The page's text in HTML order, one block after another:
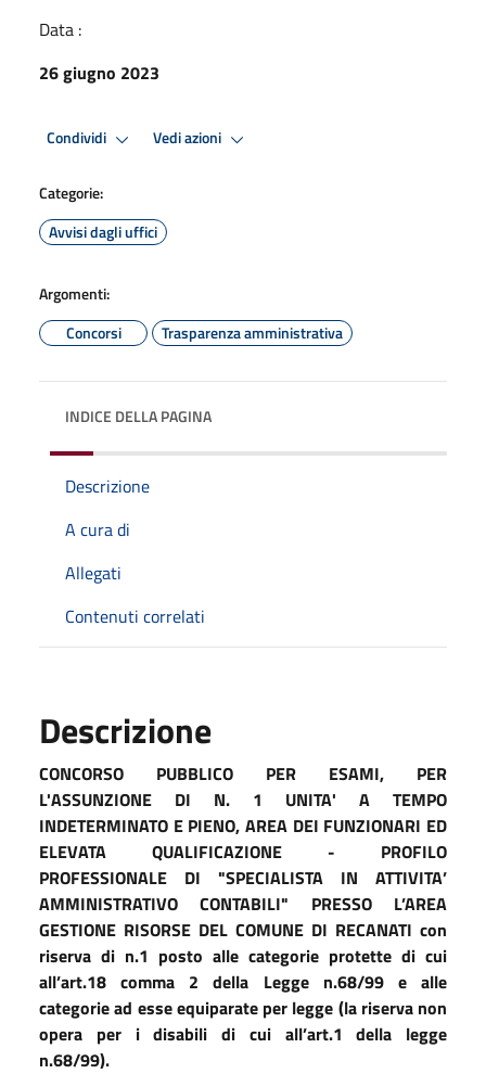
Data :
26 giugno 2023
Condividi Vedi azioni
Categorie:
Avvisi dagli uffici
Argomenti:
Concorsi
Trasparenza amministrativa
INDICE DELLA PAGINA
Descrizione
A cura di
Allegati
Contenuti correlati
Descrizione
CONCORSO PUBBLICO PER ESAMI, PER
L'ASSUNZIONE DI N. 1 UNITA' A TEMPO
INDETERMINATO E PIENO, AREA DEI FUNZIONARI ED
ELEVATA QUALIFICAZIONE - PROFILO
PROFESSIONALE DI "SPECIALISTA IN ATTIVITA’
AMMINISTRATIVO CONTABILI" PRESSO L’AREA
GESTIONE RISORSE DEL COMUNE DI RECANATI con
riserva di n.1 posto alle categorie protette di cui
all’art.18 comma 2 della Legge n.68/99 e alle
categorie ad esse equiparate per legge (la riserva non
opera per i disabili di cui all’art.1 della legge
n.68/99).